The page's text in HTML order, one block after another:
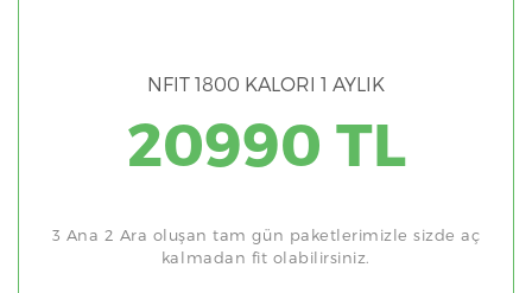
NFIT 1800 KALORI 1 AYLIK
20990 TL
3 Ana 2 Ara oluşan tam gün paketlerimizle sizde aç
kalmadan fit olabilirsiniz.